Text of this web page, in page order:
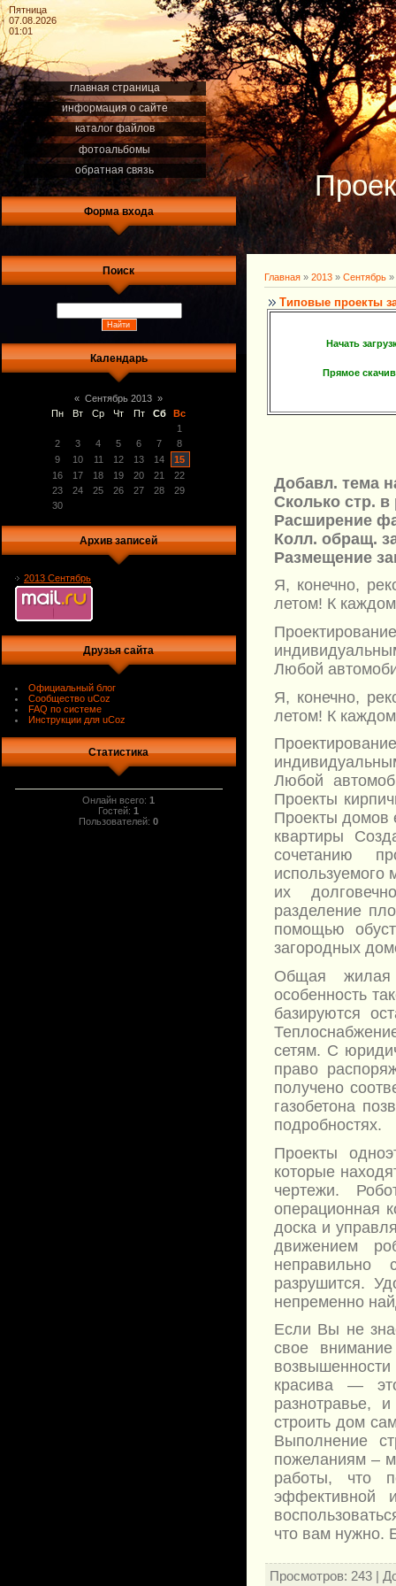
Пятница
07.08.2026
01:01
главная страница
информация о сайте
каталог файлов
фотоальбомы
обратная связь
Форма входа
Поиск
Календарь
« Сентябрь 2013 »
Пн
Вт Ср Чт Пт Сб
Вс
1
2
3 4 5 6 7
8
9
10 11 12 13 14
15
16
17 18 19 20 21
22
23
24 25 26 27 28
29
30
Архив записей
2013 Сентябрь
Друзья сайта
Официальный блог
Сообщество uCoz
FAQ по системе
Инструкции для uCoz
Статистика
Онлайн всего:1
Гостей:1
Пользователей:0
Главная » 2013 » Сентябрь »
Типовые проекты
Начать
Прямое
Добавл. тема
Сколько стр. в
Расширение
Колл. обращ.
Размещение
Я, конечно,
летом! К
Любой
Я, конечно,
летом! К
Любой
Проекты
Проекты домов
квартиры
сочетанию
используемого
их
разделение
помощью
загородных
Общая жилая
особенность
базируются
сетям. С
право
получено
газобетона
подробностях.
Проекты
которые
чертежи.
операционная
доска и
движением
неправильно
разрушится.
непременно
Если Вы не
свое
красива —
разнотравье,
строить дом
Выполнение
пожеланиям –
работы, что
эффективной
что вам нужно.
Просмотров: 243 |